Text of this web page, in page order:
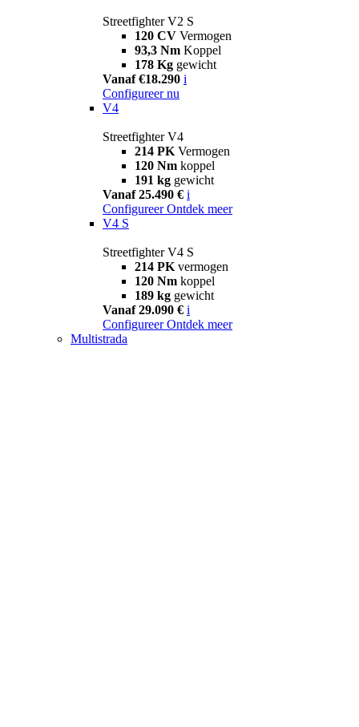
Streetfighter V2 S
120 CV Vermogen
93,3 Nm Koppel
178 Kg gewicht
Vanaf €18.290 i
Configureer nu
V4
Streetfighter V4
214 PK Vermogen
120 Nm koppel
191 kg gewicht
Vanaf 25.490 € i
Configureer Ontdek meer
V4 S
Streetfighter V4 S
214 PK vermogen
120 Nm koppel
189 kg gewicht
Vanaf 29.090 € i
Configureer Ontdek meer
Multistrada